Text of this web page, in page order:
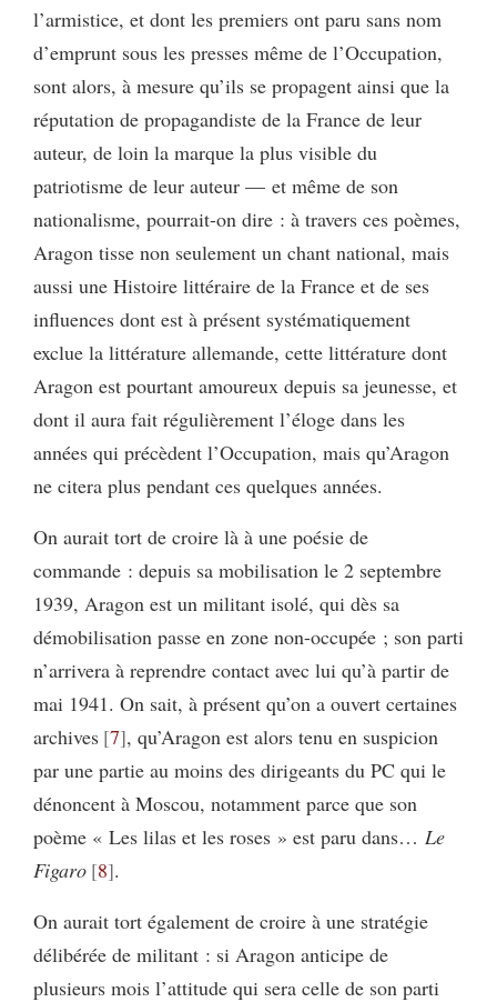
l’armistice, et dont les premiers ont paru sans nom
d’emprunt sous les presses même de l’Occupation,
sont alors, à mesure qu’ils se propagent ainsi que la
réputation de propagandiste de la France de leur
auteur, de loin la marque la plus visible du
patriotisme de leur auteur — et même de son
nationalisme, pourrait-on dire : à travers ces poèmes,
Aragon tisse non seulement un chant national, mais
aussi une Histoire littéraire de la France et de ses
influences dont est à présent systématiquement
exclue la littérature allemande, cette littérature dont
Aragon est pourtant amoureux depuis sa jeunesse, et
dont il aura fait régulièrement l’éloge dans les
années qui précèdent l’Occupation, mais qu’Aragon
ne citera plus pendant ces quelques années.
On aurait tort de croire là à une poésie de
commande : depuis sa mobilisation le 2 septembre
1939, Aragon est un militant isolé, qui dès sa
démobilisation passe en zone non-occupée ; son parti
n’arrivera à reprendre contact avec lui qu’à partir de
mai 1941. On sait, à présent qu’on a ouvert certaines
archives 7 , qu’Aragon est alors tenu en suspicion
par une partie au moins des dirigeants du PC qui le
dénoncent à Moscou, notamment parce que son
poème « Les lilas et les roses » est paru dans… Le
Figaro 8 .
On aurait tort également de croire à une stratégie
délibérée de militant : si Aragon anticipe de
plusieurs mois l’attitude qui sera celle de son parti